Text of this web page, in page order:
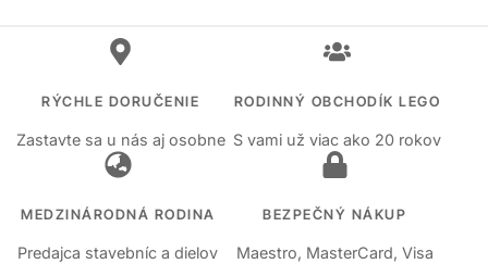
RÝCHLE DORUČENIE
Zastavte sa u nás aj osobne
RODINNÝ OBCHODÍK LEGO
S vami už viac ako 20 rokov
MEDZINÁRODNÁ RODINA
Predajca stavebníc a dielov
BEZPEČNÝ NÁKUP
Maestro, MasterCard, Visa